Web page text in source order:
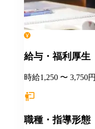
給与・福利厚生
時給1,250 〜 3,750円
職種・指導形態